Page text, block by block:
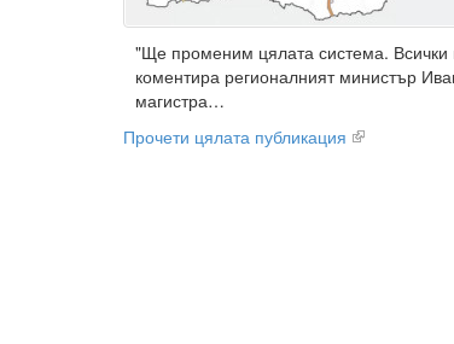
"Ще променим цялата система.
коментира регионалният министър
магистра…
Прочети цялата публикация